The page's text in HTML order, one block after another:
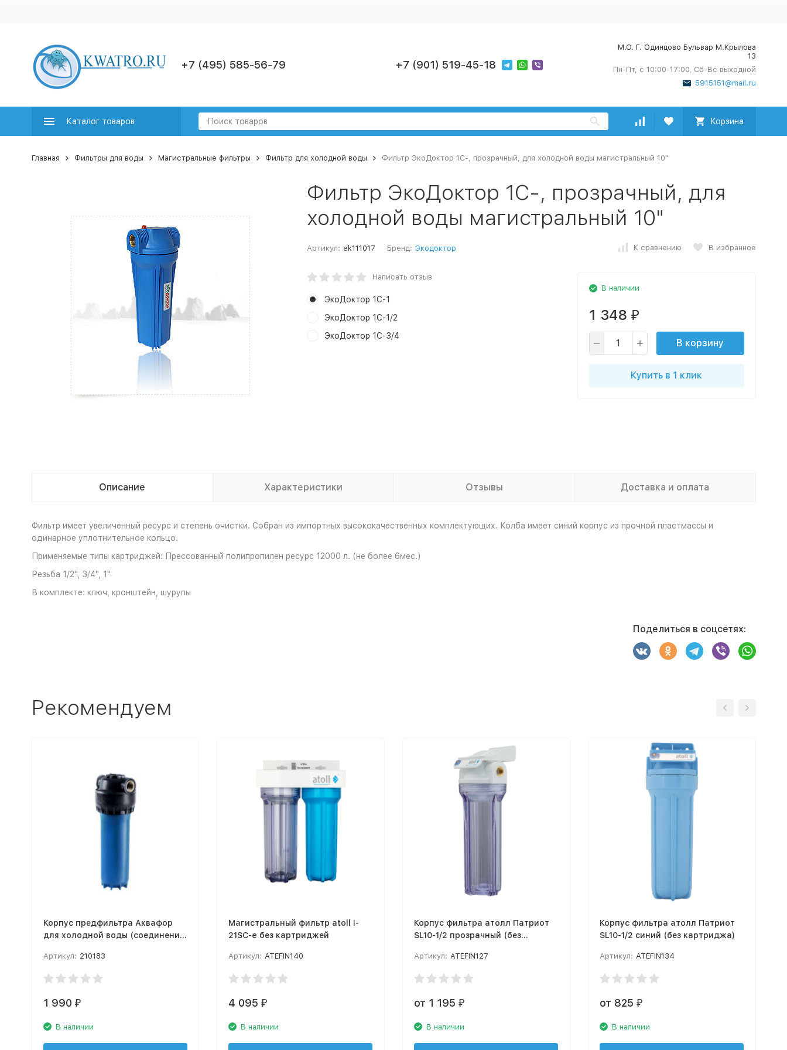
+7 (495) 585-56-79 +7 (901) 519-45-18
М.О. Г. Одинцово Бульвар М.Крылова
13
Пн-Пт, с 10:00-17:00, Сб-Вс выходной
5915151@mail.ru
Каталог товаров Корзина
Главная Фильтры для воды Магистральные фильтры Фильтр для холодной воды Фильтр ЭкоДоктор 1С-, прозрачный, для холодной воды магистральный 10"
Фильтр ЭкоДоктор 1С-, прозрачный, для
холодной воды магистральный 10"
Артикул: ek111017 Бренд: Экодоктор К сравнению В избранное
Написать отзыв
ЭкоДоктор 1С-1
ЭкоДоктор 1С-1/2
ЭкоДоктор 1С-3/4
В наличии
1 348 ₽
В корзину
Купить в 1 клик
Описание Характеристики Отзывы Доставка и оплата
Фильтр имеет увеличенный ресурс и степень очистки. Собран из импортных высококачественных комплектующих. Колба имеет синий корпус из прочной пластмассы и
одинарное уплотнительное кольцо.
Применяемые типы картриджей: Прессованный полипропилен ресурс 12000 л. (не более 6мес.)
Резьба 1/2", 3/4", 1"
В комплекте: ключ, кронштейн, шурупы
Поделиться в соцсетях:
Рекомендуем
Корпус предфильтра Аквафор
для холодной воды (соединение
Артикул: 210183
1 990 ₽
В наличии
Магистральный фильтр atoll I-
21SC-e без картриджей
Артикул: ATEFIN140
4 095 ₽
В наличии
Корпус фильтра атолл Патриот
SL10-1/2 прозрачный (без
Артикул: ATEFIN127
от 1 195 ₽
В наличии
Корпус фильтра атолл Патриот
SL10-1/2 синий (без картриджа)
Артикул: ATEFIN134
от 825 ₽
В наличии